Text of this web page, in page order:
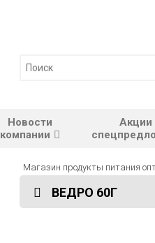
Новости
компании
Акции
Магазин продукты питания
ВЕДРО 60Г